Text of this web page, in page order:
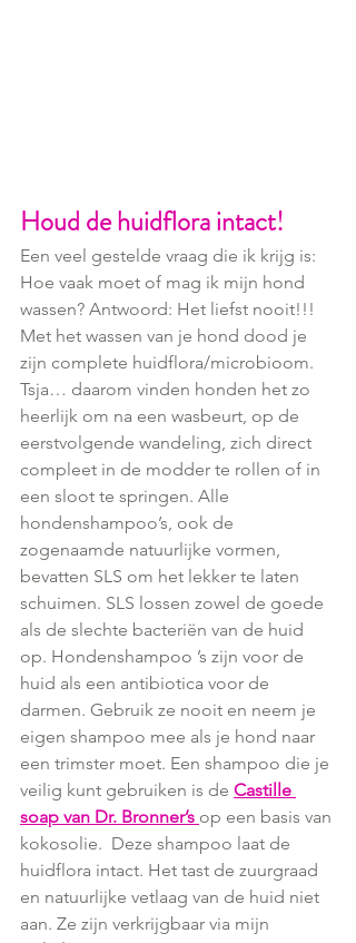
Houd de huidflora intact!
Een veel gestelde vraag die ik krijg is:
Hoe vaak moet of mag ik mijn hond
wassen? Antwoord: Het liefst nooit!!!
Met het wassen van je hond dood je
zijn complete huidflora/microbioom.
Tsja… daarom vinden honden het zo
heerlijk om na een wasbeurt, op de
eerstvolgende wandeling, zich direct
compleet in de modder te rollen of in
een sloot te springen. Alle
hondenshampoo’s, ook de
zogenaamde natuurlijke vormen,
bevatten SLS om het lekker te laten
schuimen. SLS lossen zowel de goede
als de slechte bacteriën van de huid
op. Hondenshampoo ’s zijn voor de
huid als een antibiotica voor de
darmen. Gebruik ze nooit en neem je
eigen shampoo mee als je hond naar
een trimster moet. Een shampoo die je
veilig kunt gebruiken is de Castille
soap van Dr. Bronner’s op een basis van
kokosolie.  Deze shampoo laat de
huidflora intact. Het tast de zuurgraad
en natuurlijke vetlaag van de huid niet
aan. Ze zijn verkrijgbaar via mijn